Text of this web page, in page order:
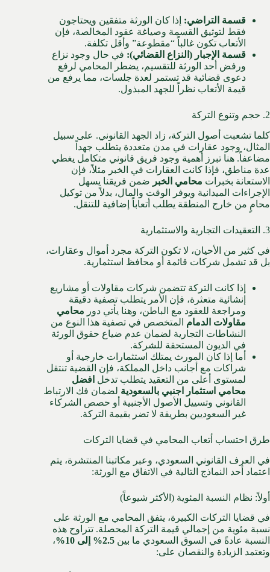
قسمة التراضي: إذا كان الورثة متفقين ويحتاجون
فقط لتوثيق القسمة وصياغة عقود المخالصة، فإن
الأتعاب تكون غالباً “مقطوعة” وأقل تكلفة.
قسمة الإجبار (النزاع القضائي): في حال وجود نزاع
ورفض أحد الورثة للتقسيم، يضطر المحامي لرفع
دعوى قضائية قد تستمر لعدة جلسات، مما يرفع من
قيمة الأتعاب نظراً للجهد المبذول.
2. حجم وتنوع التركة
كلما تشعبت أصول التركة، زاد الجهد القانوني. على سبيل
المثال، وجود عقارات في مدن متعددة يتطلب جهداً
مضاعفاً. هنا تبرز أهمية وجود فريق قانوني متكامل يغطي
عدة مناطق، فإذا كانت العقارات في الخبر مثلاً، فإن
الاستعانة بخبرات محامي الخبر ضمن فريقنا يسهل
الإجراءات الميدانية ويوفر الوقت والمال، بدلاً من توكيل
محامٍ من خارج المنطقة يطلب أتعاباً إضافية للتنقل.
3. التعقيدات التجارية والاستثمارية
في كثير من الأحيان، لا تكون التركة مجرد أموال وعقارات،
بل قد تشمل شركات قائمة أو محافظ استثمارية.
إذا كانت التركة تتضمن شركات مقاولات أو مشاريع
إنشائية متعثرة، فإن الأمر يتطلب تصفية دقيقة
ومراجعة للعقود مع الباطن، وهنا يأتي دور محامي
مقاولات الدمام المتخصص في تصفية هذا النوع من
النشاطات التجارية لضمان عدم ضياع حقوق الورثة
في الديون المستحقة للشركة.
أما إذا كان المورث يمتلك استثمارات خارجية أو
شراكات مع أجانب داخل المملكة، فإن القضية تنتقل
لمستوى أعلى من التعقيد يتطلب تدخل افضل
محامي استثمار اجنبي بالسعودية لضمان فك الارتباط
القانوني وتسييل الأصول الأجنبية أو حصص الشركاء
غير السعوديين بطريقة لا تضر بقيمة التركة.
طرق احتساب أتعاب المحامي في قضايا التركات
في العرف القانوني السعودي، وعبر مكاتبنا المنتشرة، يتم
اعتماد أحد النماذج التالية في الاتفاق مع الورثة:
أولاً: نظام النسبة المئوية (الأكثر شيوعاً)
في قضايا التركات الكبيرة، يتفق المحامي مع الورثة على
نسبة مئوية من إجمالي قيمة التركة المحصلة. تتراوح هذه
النسبة عادةً في السوق السعودي ما بين 2.5% إلى 10%
،
وتعتمد الزيادة والنقصان على: